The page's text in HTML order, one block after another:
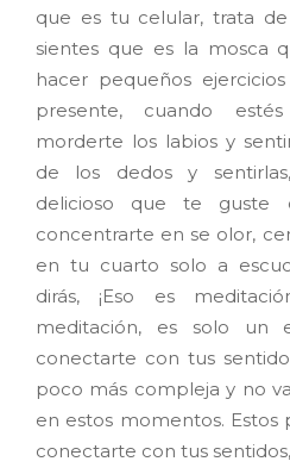
que es tu celular, trata
sientes que es la mosca
hacer pequeños
presente, cuando
morderte los labios y
de los dedos y
delicioso que te
concentrarte en se olor,
en tu cuarto solo a
dirás, ¡Eso es
meditación, es solo un
conectarte con tus
poco más compleja y no
en estos momentos. Estos
conectarte con tus